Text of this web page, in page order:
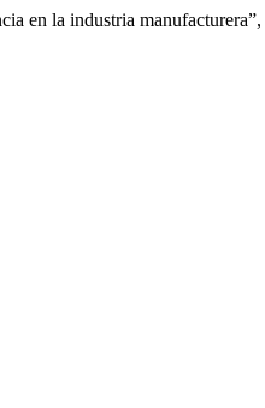
en la industria manufacturera”,